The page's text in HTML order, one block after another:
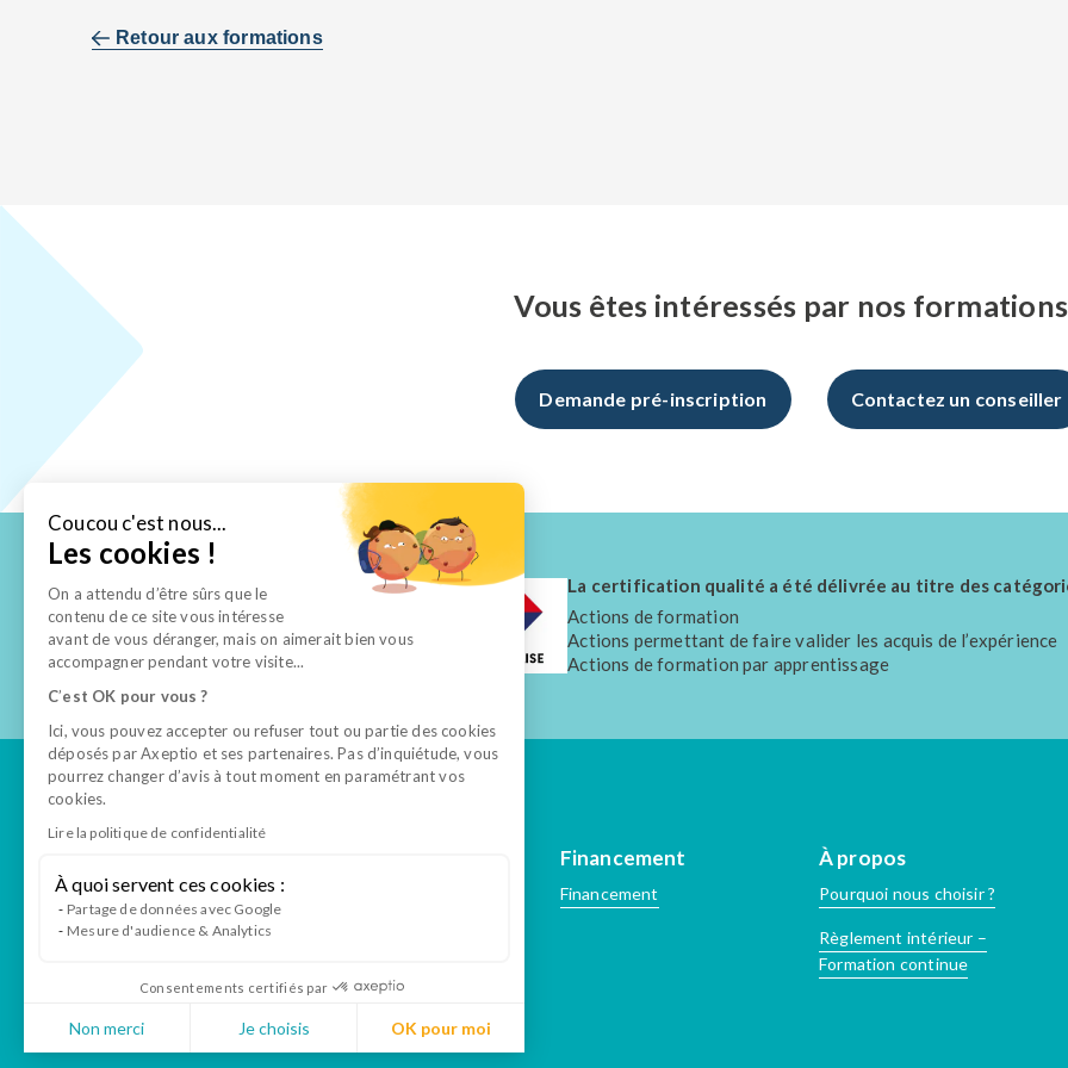
Coucou c'est nous...
Les cookies !
On a attendu d’être sûrs que le
contenu de ce site vous intéresse
avant de vous déranger, mais on aimerait bien vous
accompagner pendant votre visite...
C’est OK pour vous ?
Ici, vous pouvez accepter ou refuser tout ou partie des cookies
déposés par Axeptio et ses partenaires. Pas d’inquiétude, vous
pourrez changer d’avis à tout moment en paramétrant vos
cookies.
Lire la politique de confidentialité
À quoi servent ces cookies :
Partage de données avec Google
Mesure d'audience & Analytics
Consentements certifiés par
Non merci Je choisis OK pour moi
Retour aux formations
Vous êtes intéressés par nos
Demande pré-inscription Contactez un conseiller
La certification qualité a été délivrée au titre des
Actions de formation
Actions permettant de faire valider les acquis de l’expérience
Actions de formation par apprentissage
Notre politique
Financement
Financement
À propos
Pourquoi nous choisir ?
Règlement intérieur –
Formation continue